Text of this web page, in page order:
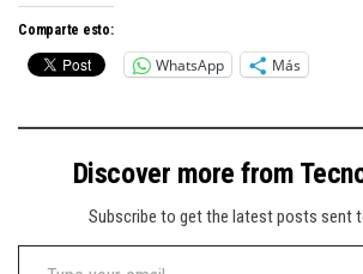
Comparte esto:
WhatsApp Más
Discover more from
Subscribe to get the latest posts sent
Type your email…